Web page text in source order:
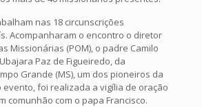
nas 18 circunscrições
Acompanharam o encontro o diretor
Missionárias (POM), o padre Camilo
Paz de Figueiredo, da
Grande (MS), um dos pioneiros da
evento, foi realizada a vigília de oração
comunhão com o papa Francisco.